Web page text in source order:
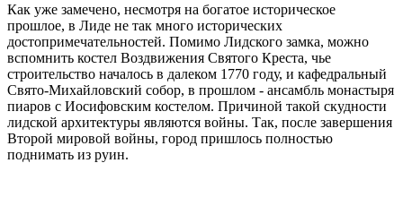
Как уже замечено, несмотря на богатое историческое
прошлое, в Лиде не так много исторических
достопримечательностей. Помимо Лидского замка, можно
вспомнить костел Воздвижения Святого Креста, чье
строительство началось в далеком 1770 году, и кафедральный
Свято-Михайловский собор, в прошлом - ансамбль монастыря
пиаров с Иосифовским костелом. Причиной такой скудности
лидской архитектуры являются войны. Так, после завершения
Второй мировой войны, город пришлось полностью
поднимать из руин.